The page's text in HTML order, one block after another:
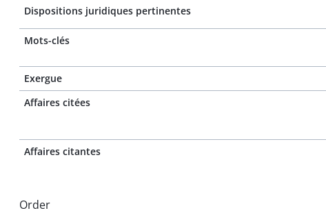
Dispositions juridiques pertinentes
Mots-clés
Exergue
Affaires citées
Affaires citantes
Order